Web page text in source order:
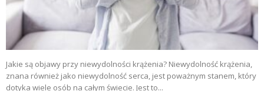
Jakie są objawy przy niewydolności krążenia? Niewydolność krążenia,
znana również jako niewydolność serca, jest poważnym stanem, który
dotyka wiele osób na całym świecie. Jest to...